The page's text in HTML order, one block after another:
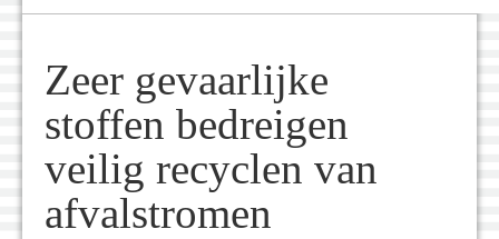
Zeer gevaarlijke
stoffen bedreigen
veilig recyclen van
afvalstromen